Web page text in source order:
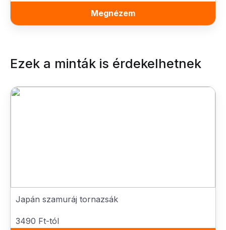
Megnézem
Ezek a minták is érdekelhetnek
Japán szamuráj tornazsák
3490 Ft-tól